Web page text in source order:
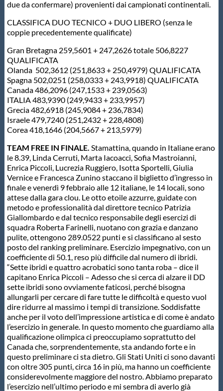
Mappa del sito
due da confermare) provenienti dai campionati continentali.
CLASSIFICA DUO TECNICO + DUO LIBERO (senza le
coppie precedentemente qualificate)
Gran Bretagna 259,5601 + 247,2626 totale 506,8227
QUALIFICATA
Olanda 502,3612 (251,8633 + 250,4979) QUALIFICATA
Spagna 502,0251 (258,0333 + 243,9918) QUALIFICATA
Canada 486,2096 (247,1533 + 239,0563)
ITALIA 483,9390 (249,9433 + 233,9957)
Grecia 482,6918 (245,9084 + 236,7834)
Israele 479,7240 (251,2432 + 228,4808)
Corea 418,1646 (204,5667 + 213,5979)
TEAM FREE IN FINALE. Stamattina, quando in Italiane erano
le 8.39, Linda Cerruti, Marta Iacoacci, Sofia Mastroianni,
Enrica Piccoli, Lucrezia Ruggiero, Isotta Sportelli, Giulia
Vernice e Francesca Zunino staccano il biglietto d’ingresso in
finale e venerdì 9 febbraio alle 12 italiane, le 14 locali, sono
attese dalla gara clou. Le otto etoile azzurre, guidate con
metodo e professionalità dal direttore tecnico Patrizia
Giallombardo e dal tecnico responsabile degli esercizi di
squadra Roberta Farinelli, nuotano con grazia e danzano
pulite, ottengono 289.0522 punti e si classificano al sesto
posto del ranking preliminare. Esercizio impegnativo, con un
coefficiente di 50.1, reso più difficile dal numero di ibridi.
“Sette ibridi e quattro acrobatici sono tanta roba – dice il
capitano Enrica Piccoli – Adesso che si cerca di alzare il DD
sette ibridi sono ovviamente faticosi, perché bisogna
allungarli per cercare di fare tutte le difficoltà e questo vuol
dire ridurre al massimo i tempi di transizione. Soddisfatte
anche per il voto dell’impressione artistica e di come è andato
l’esercizio in generale. In questo momento che guardiamo alla
qualificazione olimpica ci preoccupiamo soprattutto del
Canada che, sorprendentemente, sta andando forte e in
questo preliminare ci sta dietro. Gli Stati Uniti ci sono davanti
con oltre 305 punti, circa 16 in più, ma hanno un coefficiente
considerevolmente maggiore del nostro. Abbiamo preparato
l’esercizio nell’ultimo periodo e mi sembra di averlo già